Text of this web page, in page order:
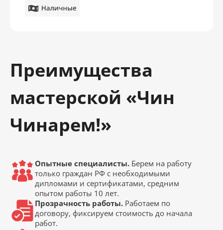
Преимущества
мастерской «Чин
Чинарем!»
Опытные специалисты. Берем на работу
только граждан РФ с необходимыми
дипломами и сертификатами, средним
опытом работы 10 лет.
Прозрачность работы. Работаем по
договору, фиксируем стоимость до начала
работ.